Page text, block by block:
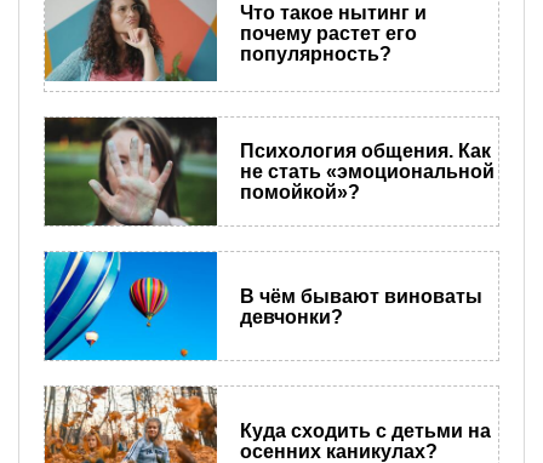
Что такое нытинг и
почему растет его
популярность?
Психология общения. Как
не стать «эмоциональной
помойкой»?
В чём бывают виноваты
девчонки?
Куда сходить с детьми на
осенних каникулах?